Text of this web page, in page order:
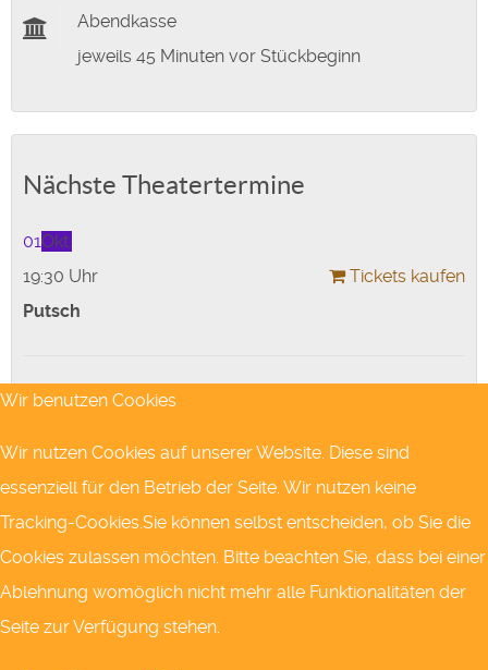
Abendkasse
jeweils 45 Minuten vor Stückbeginn
Nächste Theatertermine
01Okt.
19:30 Uhr
Tickets kaufen
Putsch
.... weitere Termine hier.
Wir benutzen Cookies
Wir nutzen Cookies auf unserer Website. Diese sind
essenziell für den Betrieb der Seite. Wir nutzen keine
Tracking-Cookies.Sie können selbst entscheiden, ob Sie die
Cookies zulassen möchten. Bitte beachten Sie, dass bei einer
Ablehnung womöglich nicht mehr alle Funktionalitäten der
Seite zur Verfügung stehen.